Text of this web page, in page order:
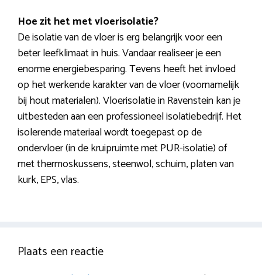
Hoe zit het met vloerisolatie?
De isolatie van de vloer is erg belangrijk voor een
beter leefklimaat in huis. Vandaar realiseer je een
enorme energiebesparing. Tevens heeft het invloed
op het werkende karakter van de vloer (voornamelijk
bij hout materialen). Vloerisolatie in Ravenstein kan je
uitbesteden aan een professioneel isolatiebedrijf. Het
isolerende materiaal wordt toegepast op de
ondervloer (in de kruipruimte met PUR-isolatie) of
met thermoskussens, steenwol, schuim, platen van
kurk, EPS, vlas.
Plaats een reactie